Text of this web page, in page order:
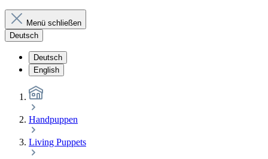
Menü schließen
Deutsch
Deutsch
English
Handpuppen
Living Puppets